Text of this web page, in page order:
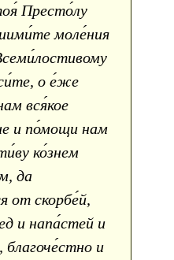
Престо́лу
моле́ния
о е́же
вся́кое
и по́мощи нам
ко́знем
да
от скорбе́й,
и напа́стей и
благоче́стно и